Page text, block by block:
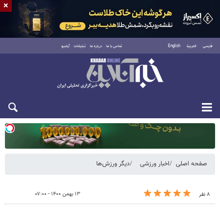
فارسی العربية English تماس با ما درباره ما تبلیغات آرشیو
یکشنبه ۱۸ مرداد ۱۴۰۵
صفحه اصلی اخبار ورزشی دیگر ورزش‌ها
۸ نفر ۱۳ بهمن ۱۴۰۰ - ۰۷:۰۰
×